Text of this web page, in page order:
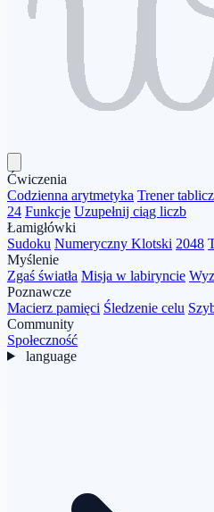
Ćwiczenia
Codzienna arytmetyka Trener
24 Funkcje Uzupełnij ciąg liczb
Łamigłówki
Sudoku Numeryczny Klotski 2048
Myślenie
Zgaś światła Misja w labiryncie
Poznawcze
Macierz pamięci Śledzenie celu
Community
Społeczność
language